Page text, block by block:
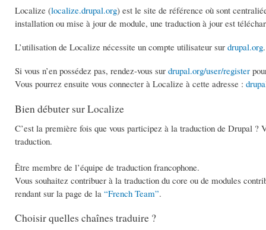
Localize (localize.drupal.org) est le site de référence où sont
installation ou mise à jour de module, une traduction à jour est
L’utilisation de Localize nécessite un compte utilisateur sur drupal.org.
Si vous n’en possédez pas, rendez-vous sur drupal.org/user/register
Vous pourrez ensuite vous connecter à Localize à cette adresse :
Bien débuter sur Localize
C’est la première fois que vous participez à la traduction de Drupal
traduction.
Être membre de l’équipe de traduction francophone.
Vous souhaitez contribuer à la traduction du core ou de modules
rendant sur la page de la “French Team”.
Choisir quelles chaînes traduire ?